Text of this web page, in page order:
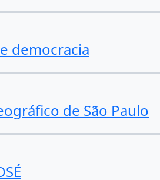
democracia
de São Paulo